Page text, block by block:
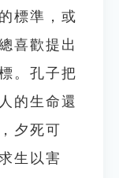
標準，或
喜歡提出
。孔子把
的生命還
夕死可
生以害